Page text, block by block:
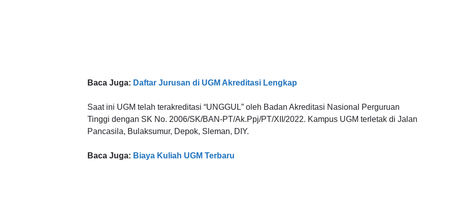
Baca Juga: Daftar Jurusan di UGM Akreditasi Lengkap
Saat ini UGM telah terakreditasi “UNGGUL” oleh Badan Akreditasi Nasional Perguruan
Tinggi dengan SK No. 2006/SK/BAN-PT/Ak.Ppj/PT/XII/2022. Kampus UGM terletak di Jalan
Pancasila, Bulaksumur, Depok, Sleman, DIY.
Baca Juga: Biaya Kuliah UGM Terbaru